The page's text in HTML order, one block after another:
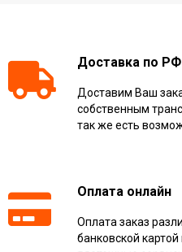
Доставка по РФ
Доставим Ваш
собственным
так же есть
Оплата онлайн
Оплата заказ
банковской